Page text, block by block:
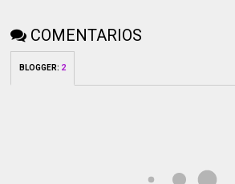
COMENTARIOS
BLOGGER: 2